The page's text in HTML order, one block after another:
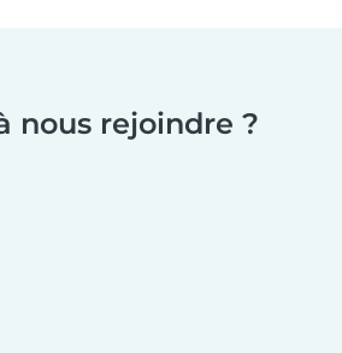
nous rejoindre ?